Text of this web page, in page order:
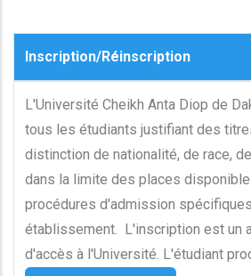
d’assurance
Inscription/Réinscription
L'Université Cheikh Anta Diop de
tous les étudiants justifiant des
distinction de nationalité, de race,
dans la limite des places
procédures d'admission
établissement. L'inscription est un
d'accès à l'Université. L'étudiant